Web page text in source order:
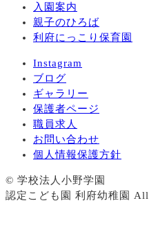
入園案内
親子のひろば
利府にっこり保育園
Instagram
ブログ
ギャラリー
保護者ページ
職員求人
お問い合わせ
個人情報保護方針
© 学校法人小野学園
認定こども園 利府幼稚園